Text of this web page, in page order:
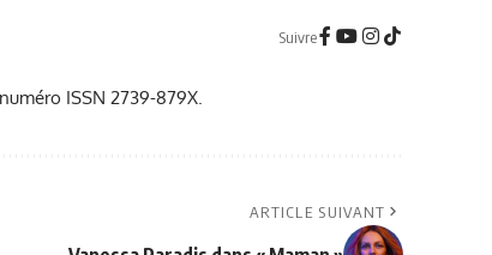
Suivre
ISSN 2739-879X.
ARTICLE SUIVANT